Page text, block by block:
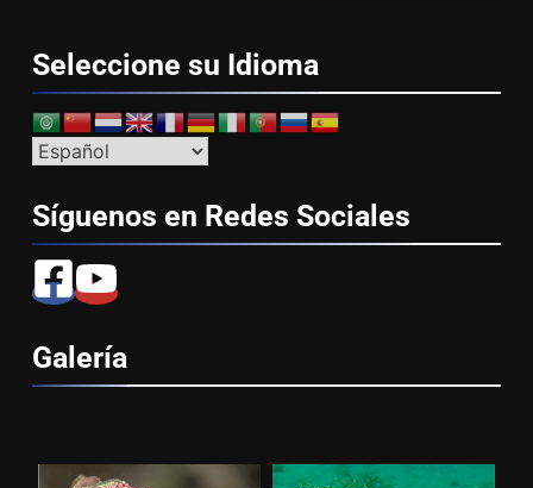
Seleccione su Idioma
Síguenos en Redes Sociales
Galería